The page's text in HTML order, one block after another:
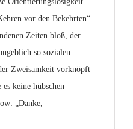
vor den Bekehrten“
Zeiten bloß, der
so sozialen
Zweisamkeit vorknöpft
keine hübschen
„Danke,